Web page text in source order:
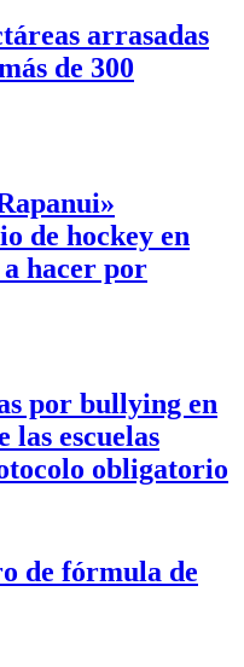
arrasadas
de 300
de hockey en
hacer por
por bullying en
las escuelas
obligatorio
de fórmula de